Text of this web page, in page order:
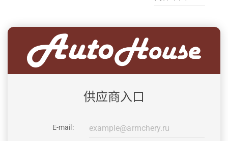
供应商入口
E-mail: